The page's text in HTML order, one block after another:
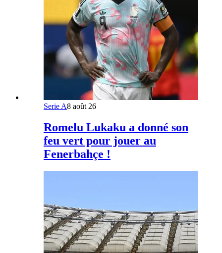
Serie A8 août 26
Romelu Lukaku a donné son
feu vert pour jouer au
Fenerbahçe !